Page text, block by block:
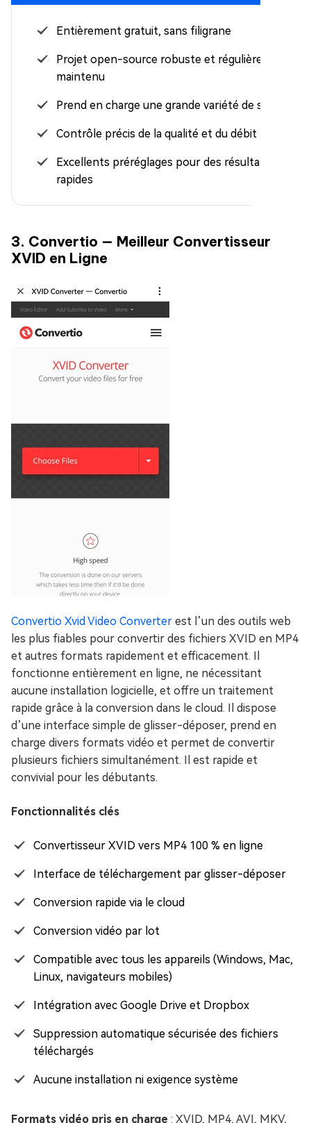
Entièrement gratuit, sans filigrane
Projet open-source robuste et régulièrement
maintenu
Prend en charge une grande variété de sources
Contrôle précis de la qualité et du débit
Excellents préréglages pour des résultats
rapides
3. Convertio — Meilleur Convertisseur
XVID en Ligne
Convertio Xvid Video Converter est l’un des outils web
les plus fiables pour convertir des fichiers XVID en MP4
et autres formats rapidement et efficacement. Il
fonctionne entièrement en ligne, ne nécessitant
aucune installation logicielle, et offre un traitement
rapide grâce à la conversion dans le cloud. Il dispose
d’une interface simple de glisser-déposer, prend en
charge divers formats vidéo et permet de convertir
plusieurs fichiers simultanément. Il est rapide et
convivial pour les débutants.
Fonctionnalités clés
Convertisseur XVID vers MP4 100 % en ligne
Interface de téléchargement par glisser-déposer
Conversion rapide via le cloud
Conversion vidéo par lot
Compatible avec tous les appareils (Windows, Mac,
Linux, navigateurs mobiles)
Intégration avec Google Drive et Dropbox
Suppression automatique sécurisée des fichiers
téléchargés
Aucune installation ni exigence système
Formats vidéo pris en charge : XVID, MP4, AVI, MKV,